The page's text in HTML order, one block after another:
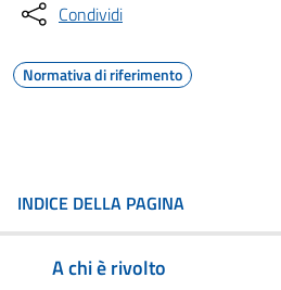
Condividi
Normativa di riferimento
INDICE DELLA PAGINA
A chi è rivolto